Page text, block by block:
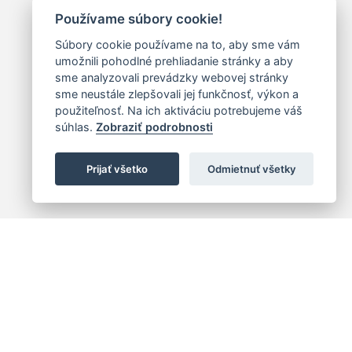
Používame súbory cookie!
Súbory cookie používame na to, aby sme vám
umožnili pohodlné prehliadanie stránky a aby
sme analyzovali prevádzky webovej stránky
sme neustále zlepšovali jej funkčnosť, výkon a
použiteľnosť. Na ich aktiváciu potrebujeme váš
súhlas. Zobraziť podrobnosti
Prijať všetko Odmietnuť všetky